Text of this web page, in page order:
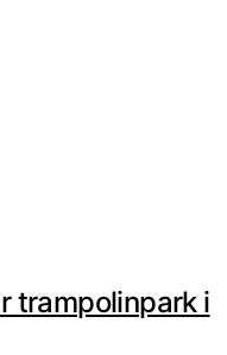
trampolinpark i